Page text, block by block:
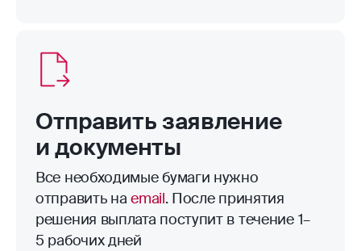
Отправить заявление
и документы
Все необходимые бумаги нужно
отправить наemail. После принятия
решения выплата поступит в течение 1–
5 рабочих дней